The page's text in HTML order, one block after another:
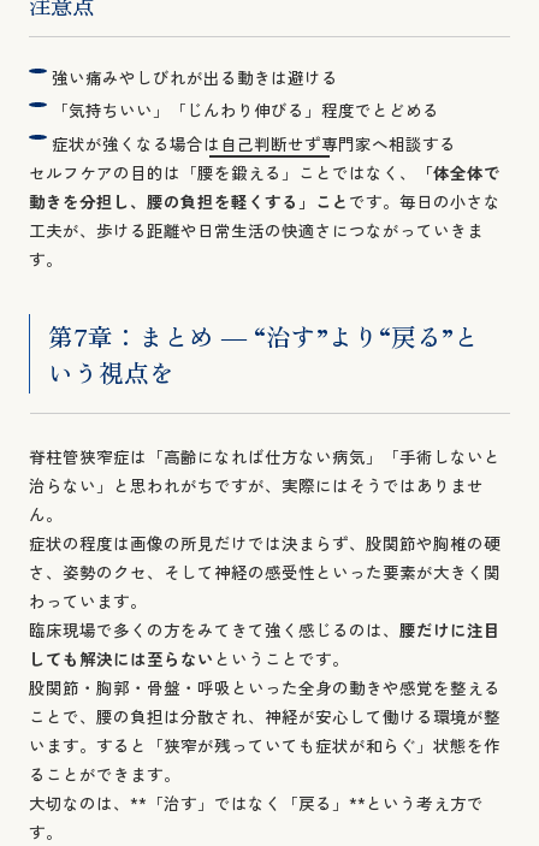
強い痛みやしびれが出る動きは避ける
「気持ちいい」「じんわり伸びる」程度でとどめる
症状が強くなる場合は自己判断せず専門家へ相談する
セルフケアの目的は「腰を鍛える」ことではなく、
「体全体で
動きを分担し、腰の負担を軽くする」こと です。毎日の小さな
工夫が、歩ける距離や日常生活の快適さにつながっていきま
す。
第7章：まとめ ― “治す”より“戻る”と
いう視点を
脊柱管狭窄症は「高齢になれば仕方ない病気」「手術しないと
治らない」と思われがちですが、実際にはそうではありませ
ん。
症状の程度は画像の所見だけでは決まらず、股関節や胸椎の硬
さ、姿勢のクセ、そして神経の感受性といった要素が大きく関
わっています。
臨床現場で多くの方をみてきて強く感じるのは、 腰だけに注目
しても解決には至らない ということです。
股関節・胸郭・骨盤・呼吸といった全身の動きや感覚を整える
ことで、腰の負担は分散され、神経が安心して働ける環境が整
います。すると「狭窄が残っていても症状が和らぐ」状態を作
ることができます。
大切なのは、**「治す」ではなく「戻る」**という考え方で
す。